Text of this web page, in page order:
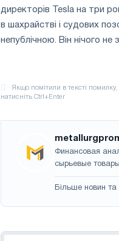
директорів Tesla на три
в шахрайстві і судових
непублічною. Він нічого не
Финансовая
сырьевые
Більше новин та